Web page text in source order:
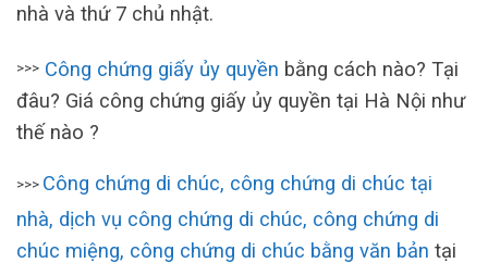
nhà và thứ 7 chủ nhật.
>>> Công chứng giấy ủy quyền bằng cách nào? Tại
đâu? Giá công chứng giấy ủy quyền tại Hà Nội như
thế nào ?
>>> Công chứng di chúc, công chứng di chúc tại
nhà, dịch vụ công chứng di chúc, công chứng di
chúc miệng, công chứng di chúc bằng văn bản tại